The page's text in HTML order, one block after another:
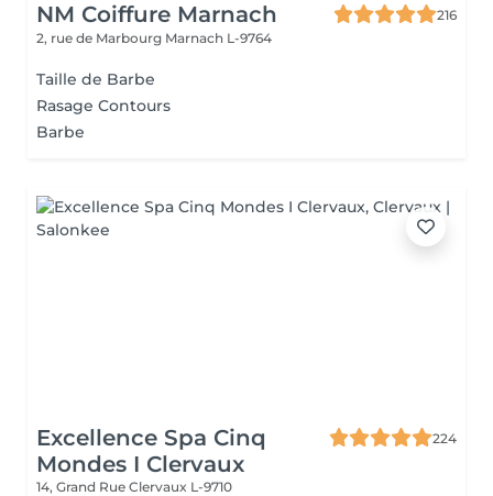
NM Coiffure Marnach
216
2, rue de Marbourg Marnach L-9764
Taille de Barbe
Rasage Contours
Barbe
Excellence Spa Cinq
Mondes I Clervaux
224
14, Grand Rue Clervaux L-9710